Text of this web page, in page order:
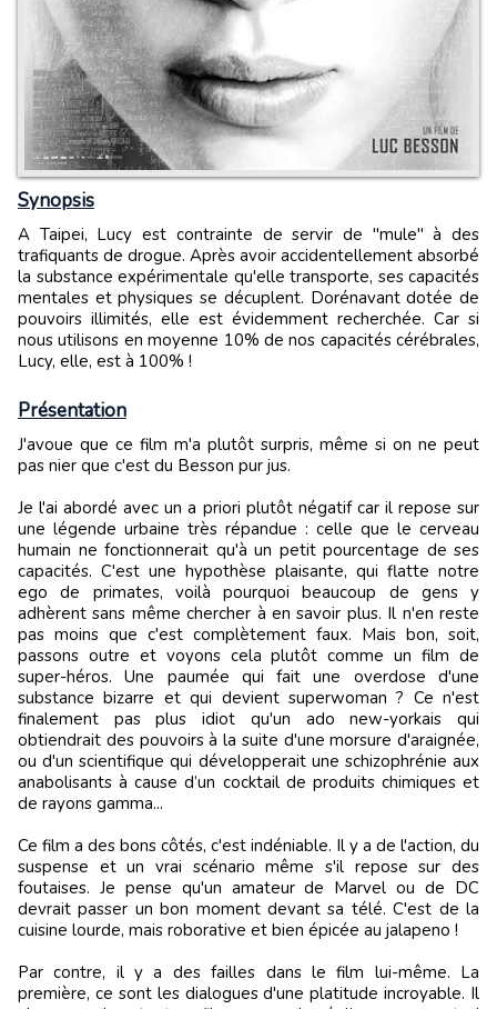
Synopsis
A Taipei, Lucy est contrainte de servir de "mule" à des
trafiquants de drogue. Après avoir accidentellement absorbé
la substance expérimentale qu'elle transporte, ses capacités
mentales et physiques se décuplent. Dorénavant dotée de
pouvoirs illimités, elle est évidemment recherchée. Car si
nous utilisons en moyenne 10% de nos capacités cérébrales,
Lucy, elle, est à 100% !
Présentation
J'avoue que ce film m'a plutôt surpris, même si on ne peut
pas nier que c'est du Besson pur jus.
Je l'ai abordé avec un a priori plutôt négatif car il repose sur
une légende urbaine très répandue : celle que le cerveau
humain ne fonctionnerait qu'à un petit pourcentage de ses
capacités. C'est une hypothèse plaisante, qui flatte notre
ego de primates, voilà pourquoi beaucoup de gens y
adhèrent sans même chercher à en savoir plus. Il n'en reste
pas moins que c'est complètement faux. Mais bon, soit,
passons outre et voyons cela plutôt comme un film de
super-héros. Une paumée qui fait une overdose d'une
substance bizarre et qui devient superwoman ? Ce n'est
finalement pas plus idiot qu'un ado new-yorkais qui
obtiendrait des pouvoirs à la suite d'une morsure d'araignée,
ou d'un scientifique qui développerait une schizophrénie aux
anabolisants à cause d’un cocktail de produits chimiques et
de rayons gamma...
Ce film a des bons côtés, c'est indéniable. Il y a de l'action, du
suspense et un vrai scénario même s'il repose sur des
foutaises. Je pense qu'un amateur de Marvel ou de DC
devrait passer un bon moment devant sa télé. C'est de la
cuisine lourde, mais roborative et bien épicée au jalapeno !
Par contre, il y a des failles dans le film lui-même. La
première, ce sont les dialogues d'une platitude incroyable. Il